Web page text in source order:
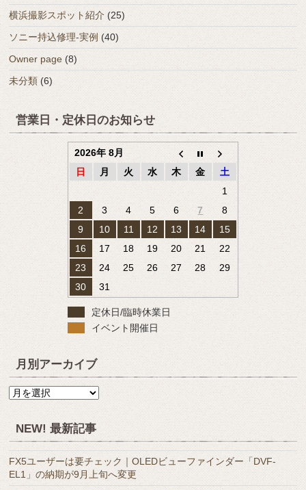
横浜撮影スポット紹介 (25)
ソニー持込修理-実例 (40)
Owner page (8)
未分類 (6)
営業日・定休日のお知らせ
2026年 8月
日
月 火 水 木 金
土
1
2
3 4 5 6 7
8
9
10 11 12 13 14
15
16
17 18 19 20 21
22
23
24 25 26 27 28
29
30
31
定休日/臨時休業日
イベント開催日
月別アーカイブ
月
ー
カ
イ
ブ
NEW! 最新記事
FX5ユーザーは要チェック｜OLEDビューファインダー「DVF-
EL1」の納期が9月上旬へ変更